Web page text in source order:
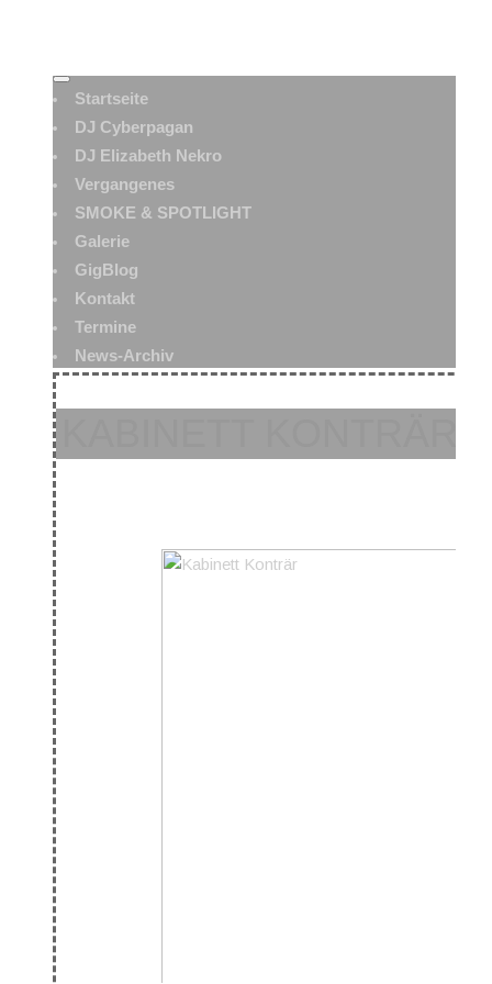
Startseite
DJ Cyberpagan
DJ Elizabeth Nekro
Vergangenes
SMOKE & SPOTLIGHT
Galerie
GigBlog
Kontakt
Termine
News-Archiv